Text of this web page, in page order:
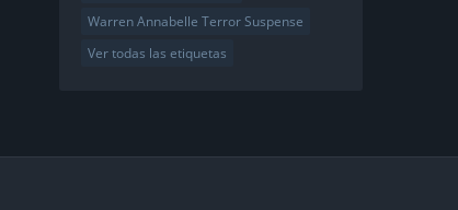
Warren Annabelle Terror Suspense
Ver todas las etiquetas